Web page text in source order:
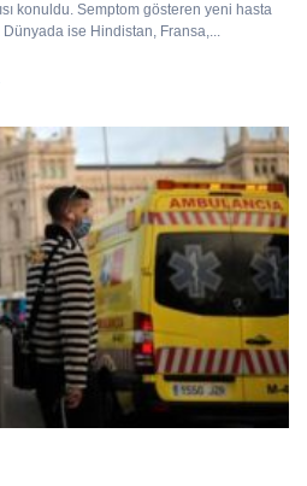
konuldu. Semptom gösteren yeni hasta
Dünyada ise Hindistan, Fransa,...